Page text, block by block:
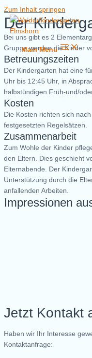
Zum Inhalt springen
Main Menu
Der
Bei uns gibt es 2
Gruppe werden die Kinder
Betreuungszeiten
Der Kindergarten hat eine
Uhr bis 12:45 Uhr, in
halbstündigen Früh-und/
Kosten
Die Kosten richten sich
festgesetzten Regelsätzen.
Zusammenarbeit
Zum Wohle der Kinder
den Eltern. Dies geschieht
Elternabende. Der
Unterstützung durch die
anfallenden Arbeiten.
Impressionen
Jetzt Kontakt
Haben wir Ihr Interesse
Kontaktanfrage: